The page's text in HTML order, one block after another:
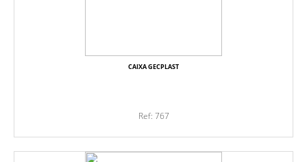
CAIXA GECPLAST
Ref: 767